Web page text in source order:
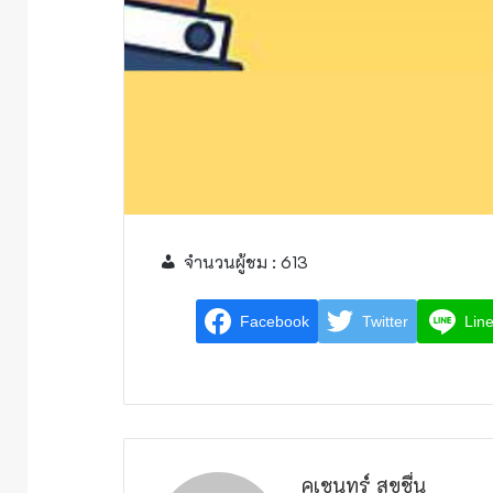
จำนวนผู้ชม : 613
Facebook Twitter Line
คเชนทร์ สุขชื่น